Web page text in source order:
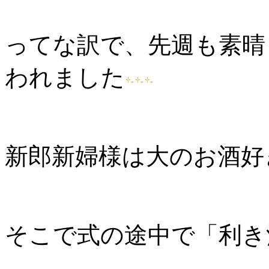
ってな訳で、先週も素
われました
新郎新婦様は大のお酒
そこで式の途中で「利